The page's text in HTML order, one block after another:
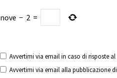
nove − 2 =
Avvertimi via email in caso di risposte
Avvertimi via email alla pubblicazione